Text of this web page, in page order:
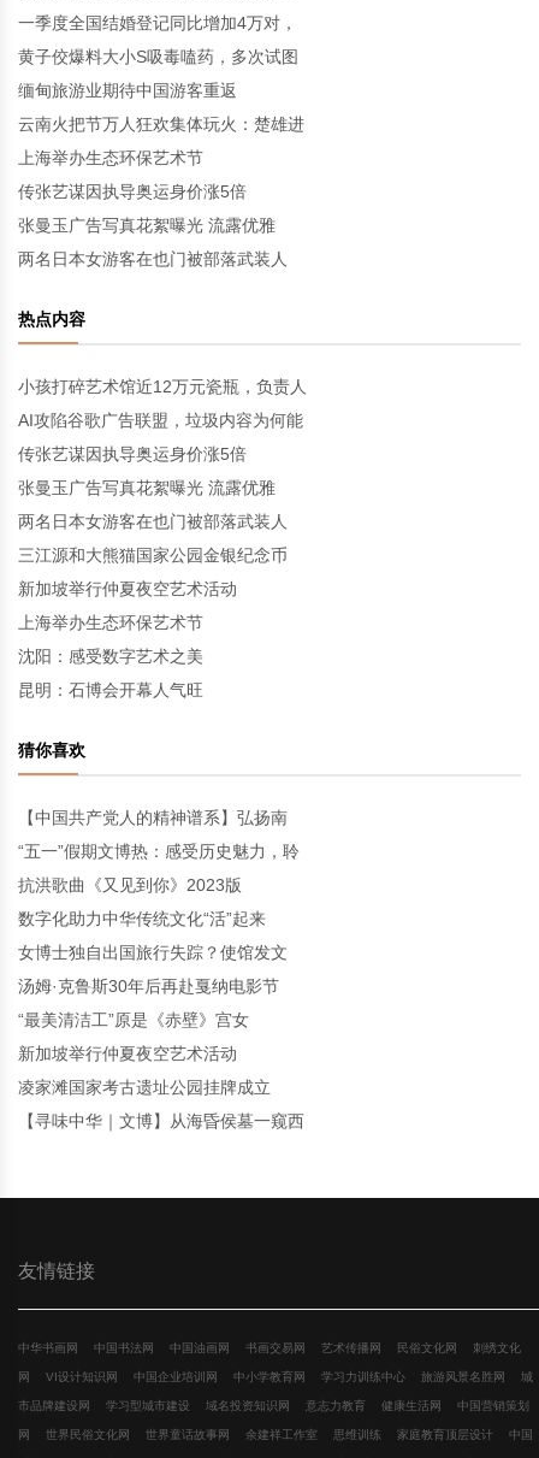
一季度全国结婚登记同比增加4万对，
黄子佼爆料大小S吸毒嗑药，多次试图
缅甸旅游业期待中国游客重返
云南火把节万人狂欢集体玩火：楚雄进
上海举办生态环保艺术节
传张艺谋因执导奥运身价涨5倍
张曼玉广告写真花絮曝光 流露优雅
两名日本女游客在也门被部落武装人
热点内容
小孩打碎艺术馆近12万元瓷瓶，负责人
AI攻陷谷歌广告联盟，垃圾内容为何能
传张艺谋因执导奥运身价涨5倍
张曼玉广告写真花絮曝光 流露优雅
两名日本女游客在也门被部落武装人
三江源和大熊猫国家公园金银纪念币
新加坡举行仲夏夜空艺术活动
上海举办生态环保艺术节
沈阳：感受数字艺术之美
昆明：石博会开幕人气旺
猜你喜欢
【中国共产党人的精神谱系】弘扬南
“五一”假期文博热：感受历史魅力，聆
抗洪歌曲《又见到你》2023版
数字化助力中华传统文化“活”起来
女博士独自出国旅行失踪？使馆发文
汤姆·克鲁斯30年后再赴戛纳电影节
“最美清洁工”原是《赤壁》宫女
新加坡举行仲夏夜空艺术活动
凌家滩国家考古遗址公园挂牌成立
【寻味中华｜文博】从海昏侯墓一窥西
友情链接
中华书画网 中国书法网 中国油画网 书画交易网 艺术传播网 民俗文化网 刺绣文化
网 VI设计知识网 中国企业培训网 中小学教育网 学习力训练中心 旅游风景名胜网 城
市品牌建设网 学习型城市建设 域名投资知识网 意志力教育 健康生活网 中国营销策划
网 世界民俗文化网 世界童话故事网 余建祥工作室 思维训练 家庭教育顶层设计 中国